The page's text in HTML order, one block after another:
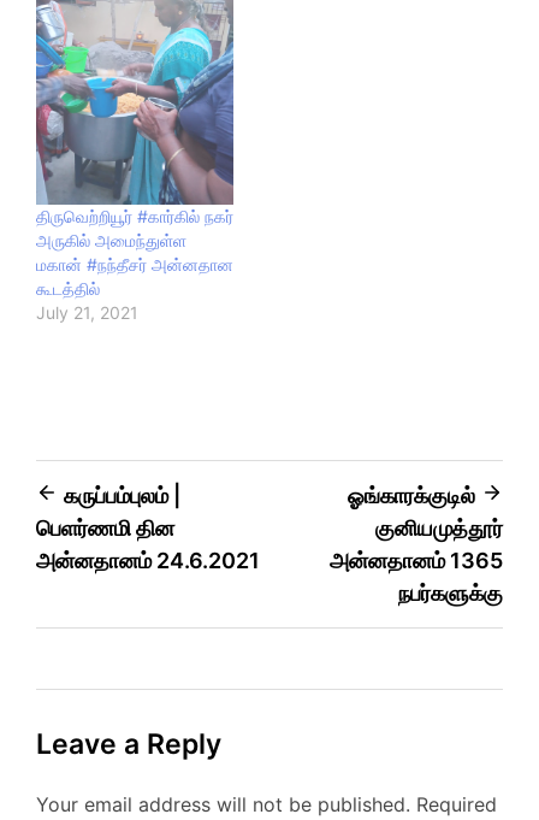
திருவெற்றியூர் #கார்கில் நகர்
அருகில் அமைந்துள்ள
மகான் #நந்தீசர் அன்னதான
கூடத்தில்
July 21, 2021
கருப்பம்புலம் |
பெளர்ணமி தின
அன்னதானம் 24.6.2021
ஓங்காரக்குடில்
குனியமுத்தூர்
அன்னதானம் 1365
நபர்களுக்கு
Leave a Reply
Your email address will not be published. Required